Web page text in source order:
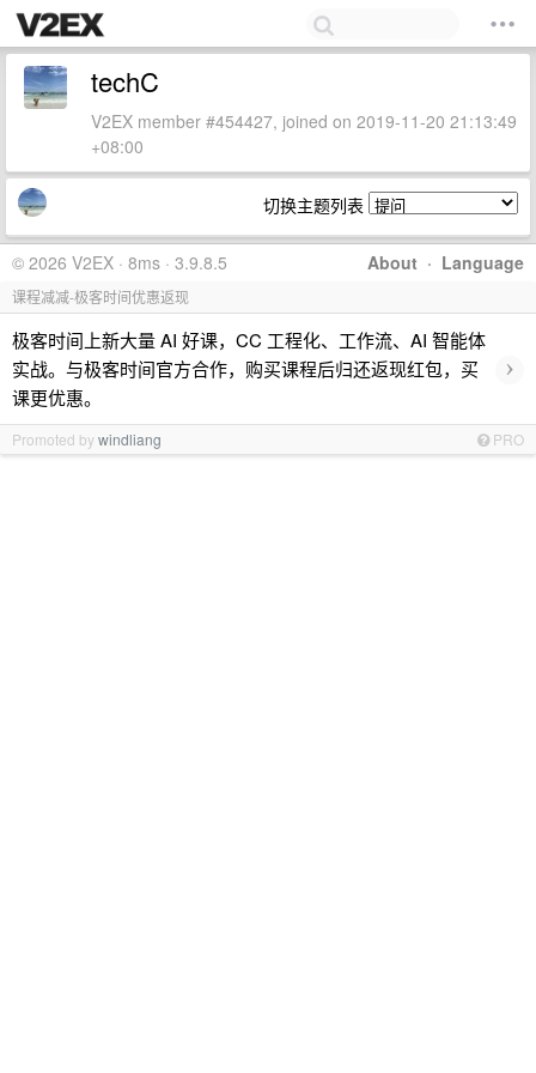
techC
V2EX member #454427, joined on 2019-11-20 21:13:49
+08:00
切换主题列表
About · Language
© 2026 V2EX · 8ms · 3.9.8.5
课程减减-极客时间优惠返现
极客时间上新大量 AI 好课，CC 工程化、工作流、AI 智能体
实战。与极客时间官方合作，购买课程后归还返现红包，买
课更优惠。
›
Promoted bywindliang PRO